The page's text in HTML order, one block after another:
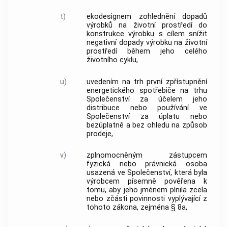
t)
ekodesignem zohlednění dopadů
výrobků na životní prostředí do
konstrukce výrobku s cílem snížit
negativní dopady výrobku na životní
prostředí během jeho celého
životního cyklu,
u)
uvedením na trh první zpřístupnění
energetického spotřebiče na trhu
Společenství za účelem jeho
distribuce nebo používání ve
Společenství za úplatu nebo
bezúplatně a bez ohledu na způsob
prodeje,
v)
zplnomocněným zástupcem
fyzická nebo právnická osoba
usazená ve Společenství, která byla
výrobcem písemně pověřena k
tomu, aby jeho jménem plnila zcela
nebo zčásti povinnosti vyplývající z
tohoto zákona, zejména § 8a,